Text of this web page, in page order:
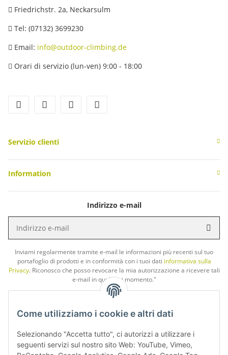
Come utilizziamo i cookie e altri dati
Selezionando "Accetta tutto", ci autorizzi a utilizzare i
seguenti servizi sul nostro sito Web: YouTube, Vimeo,
Friedrichstr. 2a, Neckarsulm
Tel: (07132) 3699230
Email: info@outdoor-climbing.de
Orari di servizio (lun-ven) 9:00 - 18:00
facebookyoutube instagram
Servizio clienti
Information
Indirizzo e-mail
Inviami regolarmente tramite e-mail le informazioni più recenti sul tuo
portafoglio di prodotti e in conformità con i tuoi dati informativa sulla
Privacy. Riconosco che posso revocare la mia autorizzazione a ricevere tali
e-mail in qualsiasi momento."
plastica vengono evitati, le scatole di imballaggio vengono